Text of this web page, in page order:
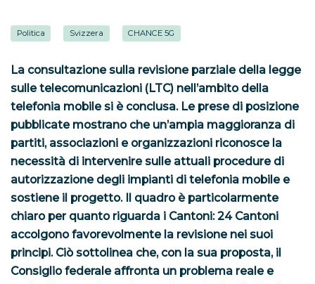
Politica Svizzera CHANCE 5G
La consultazione sulla revisione parziale della legge
sulle telecomunicazioni (LTC) nell’ambito della
telefonia mobile si è conclusa. Le prese di posizione
pubblicate mostrano che un’ampia maggioranza di
partiti, associazioni e organizzazioni riconosce la
necessità di intervenire sulle attuali procedure di
autorizzazione degli impianti di telefonia mobile e
sostiene il progetto. Il quadro è particolarmente
chiaro per quanto riguarda i Cantoni: 24 Cantoni
accolgono favorevolmente la revisione nei suoi
principi. Ciò sottolinea che, con la sua proposta, il
Consiglio federale affronta un problema reale e